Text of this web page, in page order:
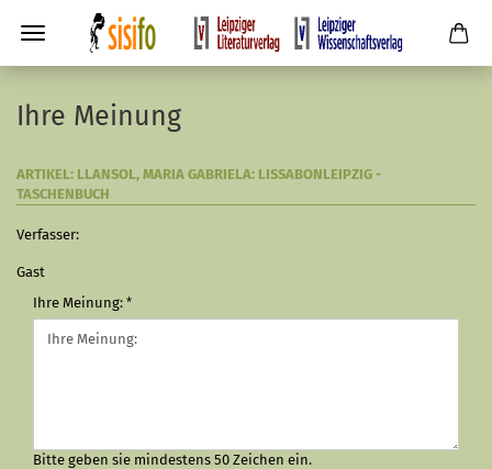
Ihre Meinung
ARTIKEL: LLANSOL, MARIA GABRIELA: LISSABONLEIPZIG -
TASCHENBUCH
Verfasser:
Gast
Ihre Meinung:
Bitte geben sie mindestens 50 Zeichen ein.